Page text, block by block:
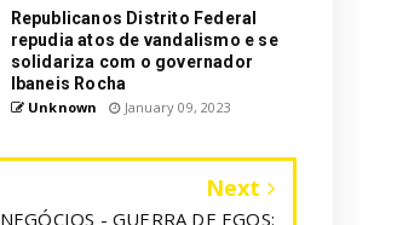
Republicanos Distrito Federal
repudia atos de vandalismo e se
solidariza com o governador
Ibaneis Rocha
Unknown January 09, 2023
Next
- GUERRA DE EGOS: